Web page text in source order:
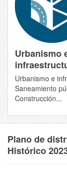
Urbanismo
Urbanismo e
Saneamiento
Construcción...
Plano de
Histórico